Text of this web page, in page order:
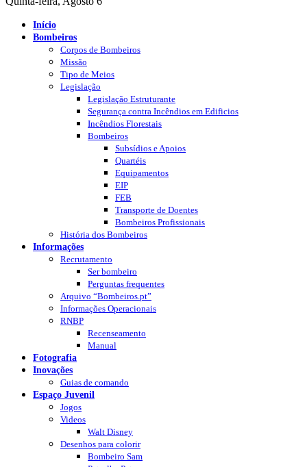
Início
Bombeiros
Corpos de Bombeiros
Missão
Tipo de Meios
Legislação
Legislação Estruturante
Segurança contra Incêndios em Edificios
Incêndios Florestais
Bombeiros
Subsídios e Apoios
Quartéis
Equipamentos
EIP
FEB
Transporte de Doentes
Bombeiros Profissionais
História dos Bombeiros
Informações
Recrutamento
Ser bombeiro
Perguntas frequentes
Arquivo “Bombeiros.pt”
Informações Operacionais
RNBP
Recenseamento
Manual
Fotografia
Inovações
Guias de comando
Espaço Juvenil
Jogos
Videos
Walt Disney
Desenhos para colorir
Bombeiro Sam